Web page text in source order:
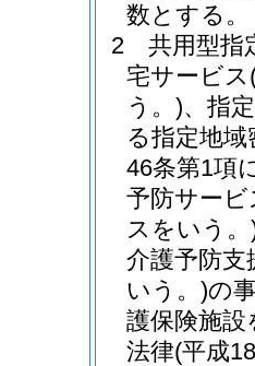
数とする。
2
共用型指
宅サービス
う。)、指
る指定地
46条第1項
予防サービ
スをいう。
介護予防支
いう。)の
護保険施設
法律(平成